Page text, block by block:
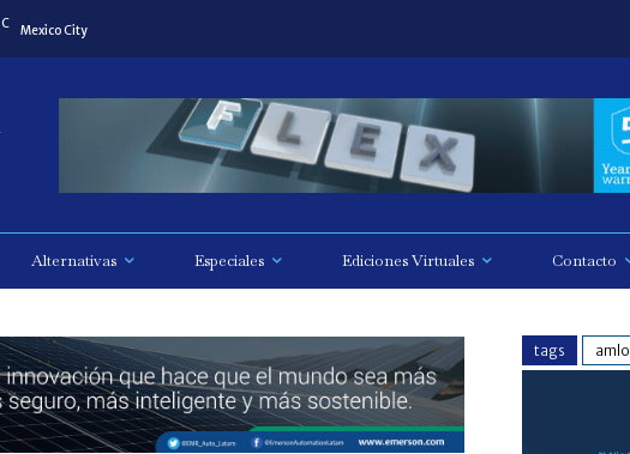
C Mexico City
Alternativas Especiales Ediciones Virtuales Contacto
tags amlo